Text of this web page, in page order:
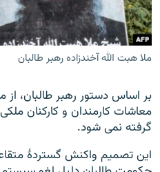
ملا هبت الله آخندزاده رهبر طالبان
معاشات کارمندان و کارکنان
گرفته نمی شود.
این تصمیم واکنش گستردۀ